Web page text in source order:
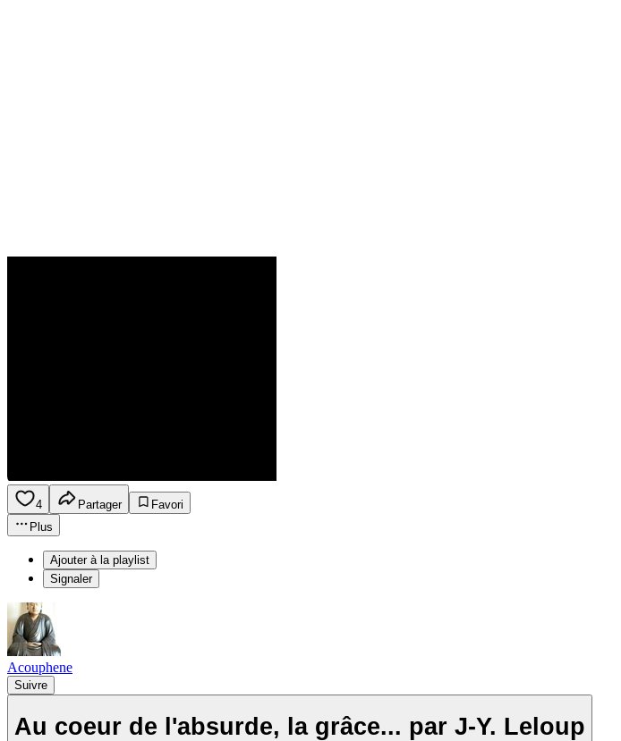
4 Partager
Favori
Plus
Ajouter à la playlist
Signaler
Acouphene
Suivre
Au coeur de l'absurde, la grâce... par J-Y. Leloup